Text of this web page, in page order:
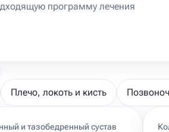
Плечо, локоть и кисть
и тазобедренный сустав